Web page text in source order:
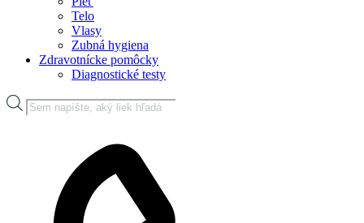
Telo
Vlasy
Zubná hygiena
Zdravotnícke pomôcky
Diagnostické testy
Products
search